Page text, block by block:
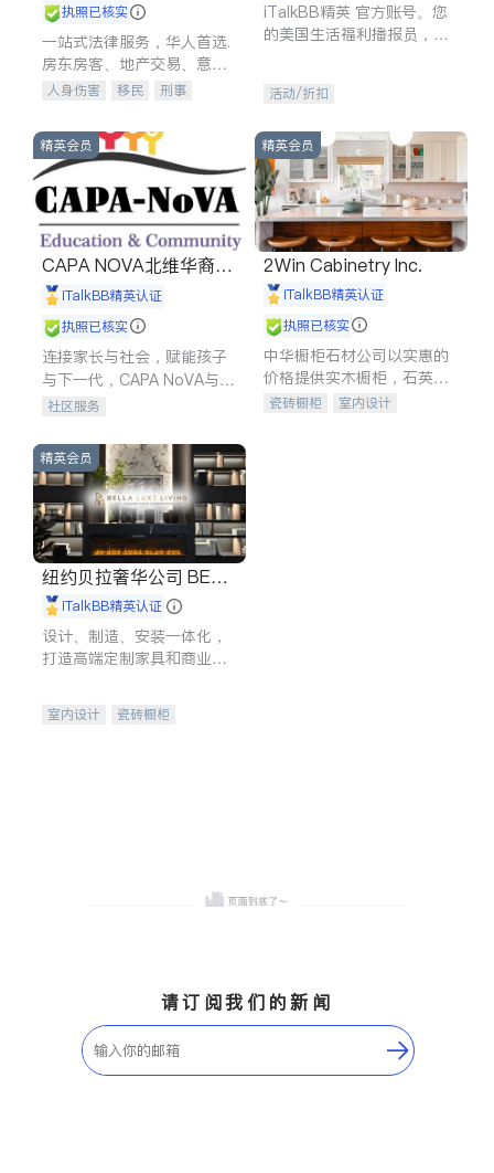
执照已核实
一站式法律服务，华人首选.
房东房客、地产交易、意外
伤害、车祸重伤、商业诉
建筑合同、刑事案件全包办
人身伤害 移民
刑事
信托/遗嘱
商业
索赔
律师-其它 保释
iTalkBB精英 官方账号。您
的美国生活福利播报员，精
专属福利。
活动/折扣
精英会员
CAPA NOVA北维华裔家
长会iTalkBB精英认证
执照已核实
连接家长与社会，赋能孩子
与下一代，CAPA NoVA与您
携手建设包容、公平、充满
社区服务
精英会员
2Win Cabinetry Inc.
iTalkBB精英认证
执照已核实
中华橱柜石材公司以实惠的
价格提供实木橱柜，石英石
台面，多种优质不锈钢水
瓷砖橱柜
室内设计
精英会员
纽约贝拉奢华公司 BELL
A LUXE
iTalkBB精英认证
设计、制造、安装一体化，
打造高端定制家具和商业空
室内设计
瓷砖橱柜
请订阅我们的新闻